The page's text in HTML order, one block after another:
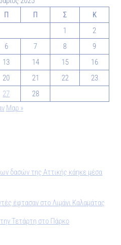
Π Π Σ
Κ
1
2
6 7 8
9
13 14 15
16
20 21 22
23
27
28
Μαρ »
δασών της Αττικής κάηκε μέσα
έφτασαν στο Λιμάνι Καλαμάτας
την Τετάρτη στο Πάρκο